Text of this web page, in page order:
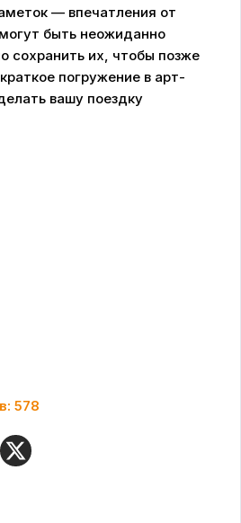
— впечатления от
быть неожиданно
сохранить их, чтобы позже
погружение в арт-
вашу поездку
578